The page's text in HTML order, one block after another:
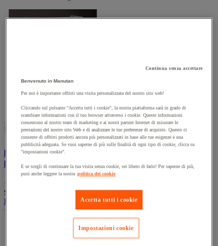
Confronta Compara
Roll-container Maxiroll Vrac - Base in acciaio -
Portata 600 Kg
su
5
stelle.
SKU : MIG447814
Roll-container Maxiroll Vrac - Base in acciaio - Portata 600 Kg
Pannello anteriore ribaltabile per due terzi.
Per la raccolta di prodotti voluminosi sfusi
Continua senza accettare
Benvenuto in Manutan
Per noi è importante offrirti una visita personalizzata del nostro sito web!
Cliccando sul pulsante "Accetta tutti i cookie", la nostra piattaforma sarà in grado di
scambiare informazioni con il tuo browser attraverso i cookie. Queste informazioni
consentono al nostro team di marketing e ai nostri partner Internet di misurare le
prestazioni del nostro sito Web e di analizzare le tue preferenze di acquisto. Questo ci
consente di offrirti prodotti ancora più personalizzati in base alle tue esigenze e una
pubblicità adeguata. Se vuoi saperne di più sulle finalità di ogni tipo di cookie, clicca su
"impostazioni cookie".
E se scegli di continuare la tua visita senza cookie, sei libero di farlo! Per saperne di più,
puoi anche leggere la nostra politica dei cookie
Accetta tutti i cookie
Impostazioni cookie